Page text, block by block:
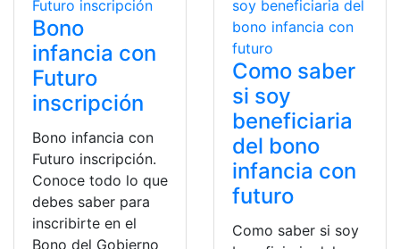
Bono
infancia con
Futuro
inscripción
Bono infancia con
Futuro inscripción.
Conoce todo lo que
debes saber para
inscribirte en el
Bono del Gobierno
Como saber
si soy
beneficiaria
del bono
infancia con
futuro
Como saber si soy